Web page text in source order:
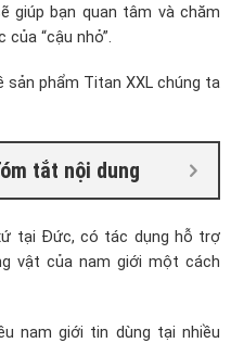
giúp bạn quan tâm và chăm
“cậu nhỏ”.
sản phẩm Titan XXL chúng ta
tắt nội dung
tại Đức, có tác dụng hỗ trợ
vật của nam giới một cách
nam giới tin dùng tại nhiều